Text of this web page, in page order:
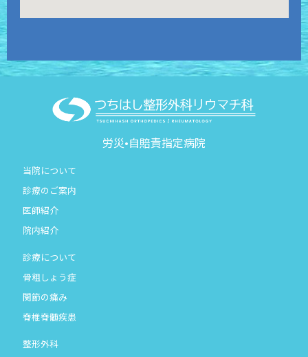
労災•自賠責指定病院
当院について
診療のご案内
医師紹介
院内紹介
診療について
骨粗しょう症
関節の痛み
脊椎脊髄疾患
整形外科